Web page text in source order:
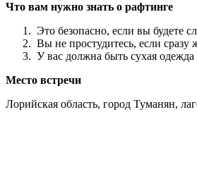
Что вам нужно знать о рафтинге
Это безопасно, если вы будете
Вы не простудитесь, если сразу
У вас должна быть сухая одежда
Место встречи
Лорийская область, город Туманян,